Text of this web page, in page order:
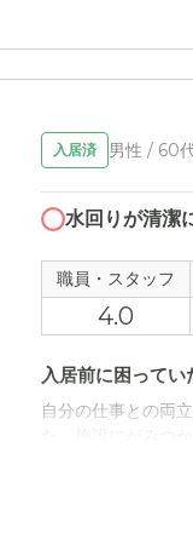
担当していただい
外観・内装・居室
介護医療サービ
近隣環境や交通
安くは、ありませ
入居済 男性 / 60
水回りが清潔
職員・スタッフ
4.0
入居前に困ってい
自分の仕事との両
施設のかたがたが